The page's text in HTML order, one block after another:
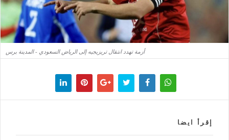
أزمة تهدد انتقال تريزيجيه إلى الرياض السعودي - المدينة برس
إقرأ ايضا